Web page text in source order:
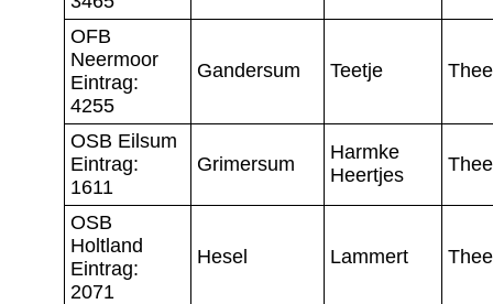
OFB
Neermoor
Eintrag:
4255
Gandersum Teetje
OSB Eilsum
Eintrag:
1611
Grimersum
Harmke
Heertjes
OSB
Holtland
Eintrag:
2071
Hesel Lammert